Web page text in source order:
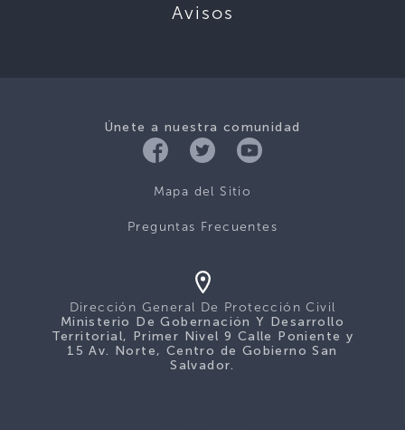
Avisos
Únete a nuestra comunidad
Mapa del Sitio
Preguntas Frecuentes
Dirección General De Protección Civil
Ministerio De Gobernación Y Desarrollo
Territorial, Primer Nivel 9 Calle Poniente y
15 Av. Norte, Centro de Gobierno San
Salvador.